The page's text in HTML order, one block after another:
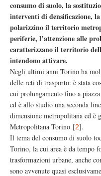
consumo di suolo, la
interventi di densificazione,
polarizzino il territorio
periferie, l’attenzione alle
caratterizzano il territorio
intendono attivare.
Negli ultimi anni Torino ha
delle reti di trasporto: è stata
cui prolungamento fino a
ed è allo studio una seconda
dimensione metropolitana ed è
Metropolitana Torino [2].
Il tema del consumo di suolo
Torino, la cui area è da tempo
trasformazioni urbane, anche
sono avvenute quasi